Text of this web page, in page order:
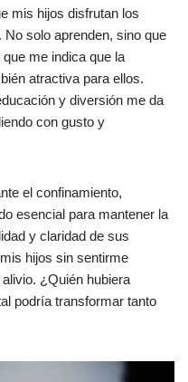
mis hijos disfrutan los
solo aprenden, sino que
me indica que la
atractiva para ellos.
y diversión me da
con gusto y
el confinamiento,
esencial para mantener la
y claridad de sus
hijos sin sentirme
¿Quién hubiera
podría transformar tanto